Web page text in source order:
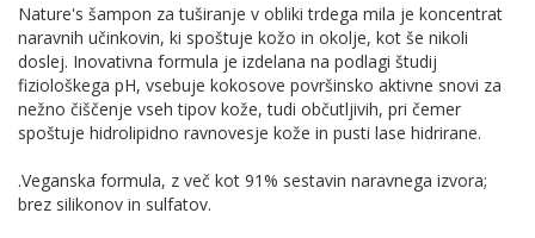
Nature's šampon za tuširanje v obliki trdega mila je koncentrat
naravnih učinkovin, ki spoštuje kožo in okolje, kot še nikoli
doslej. Inovativna formula je izdelana na podlagi študij
fiziološkega pH, vsebuje kokosove površinsko aktivne snovi za
nežno čiščenje vseh tipov kože, tudi občutljivih, pri čemer
spoštuje hidrolipidno ravnovesje kože in pusti lase hidrirane.
.Veganska formula, z več kot 91% sestavin naravnega izvora;
brez silikonov in sulfatov.